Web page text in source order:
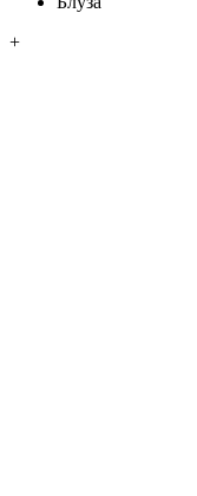
+